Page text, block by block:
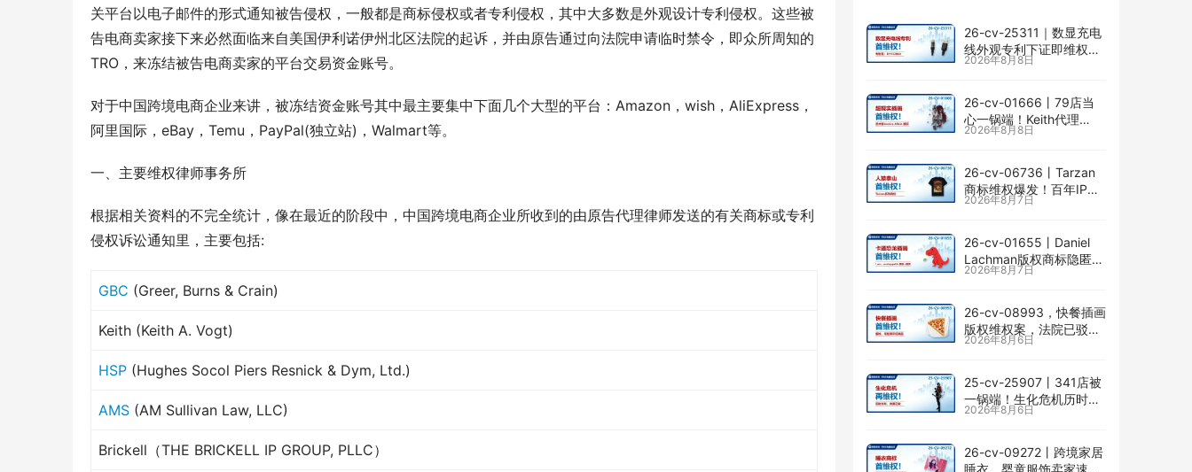
关平台以电子邮件的形式通知被告侵权，一般都是商标侵权或者专利侵权，其中大多数是外观设计专利侵权。这些被
告电商卖家接下来必然面临来自美国伊利诺伊州北区法院的起诉，并由原告通过向法院申请临时禁令，即众所周知的
TRO，来冻结被告电商卖家的平台交易资金账号。
对于中国跨境电商企业来讲，被冻结资金账号其中最主要集中下面几个大型的平台：Amazon，wish，AliExpress，
阿里国际，eBay，Temu，PayPal(独立站)，Walmart等。
一、主要维权律师事务所
根据相关资料的不完全统计，像在最近的阶段中，中国跨境电商企业所收到的由原告代理律师发送的有关商标或专利
侵权诉讼通知里，主要包括:
GBC (Greer, Burns & Crain)
Keith (Keith A. Vogt)
HSP (Hughes Socol Piers Resnick & Dym, Ltd.)
AMS (AM Sullivan Law, LLC)
Brickell（THE BRICKELL IP GROUP, PLLC）
26-cv-25311｜数显充电
线外观专利下证即维权，
71店涉案面临TRO冻结风
2026年8月8日
26-cv-01666㇑79店当
心一锅端！Keith代理
Jessica Allain已出手，卖
2026年8月8日
26-cv-06736㇑Tarzan
商标维权爆发！百年IP下
场TRO横扫多个类目
2026年8月7日
26-cv-01655㇑Daniel
Lachman版权商标隐匿维
权，I am… unstoppable
2026年8月7日
26-cv-08993，快餐插画
版权维权案，法院已驳回
批量合并，剩余商家不要
2026年8月6日
25-cv-25907㇑341店被
一锅端！生化危机历时半
年TRO传票已发，8月24
2026年8月6日
26-cv-09272㇑跨境家居
睡衣、婴童服饰卖家速自